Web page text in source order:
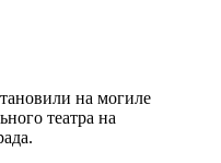
на могиле
театра на